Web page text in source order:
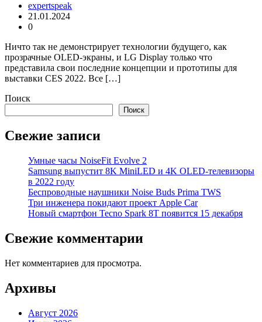
expertspeak
21.01.2024
0
Ничто так не демонстрирует технологии будущего, как
прозрачные OLED-экраны, и LG Display только что
представила свои последние концепции и прототипы для
выставки CES 2022. Все […]
Поиск
Поиск
Свежие записи
Умные часы NoiseFit Evolve 2
Samsung выпустит 8K MiniLED и 4K OLED-телевизоры
в 2022 году
Беспроводные наушники Noise Buds Prima TWS
Три инженера покидают проект Apple Car
Новый смартфон Tecno Spark 8T появится 15 декабря
Свежие комментарии
Нет комментариев для просмотра.
Архивы
Август 2026